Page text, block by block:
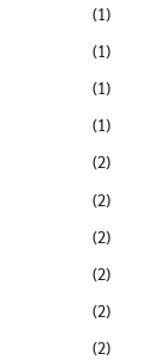
(1)
(1)
(1)
(1)
(2)
(2)
(2)
(2)
(2)
(2)